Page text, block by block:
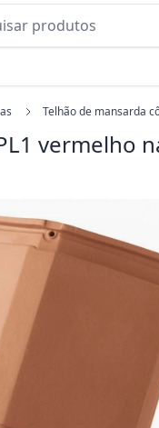
search no header
Telhão de mansarda
vermelho